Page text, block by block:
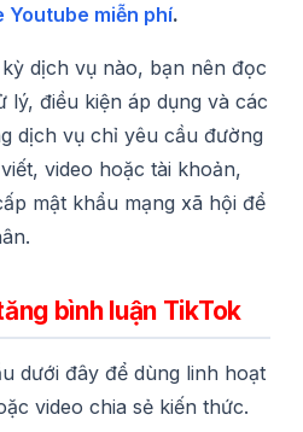
Youtube miễn phí.
dịch vụ nào, bạn nên đọc
lý, điều kiện áp dụng và các
dịch vụ chỉ yêu cầu đường
video hoặc tài khoản,
mật khẩu mạng xã hội để
bình luận TikTok
dưới đây để dùng linh hoạt
video chia sẻ kiến thức.